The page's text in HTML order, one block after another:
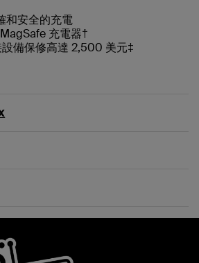
和安全的充電
充電器†
備保修高達 2,500 美元‡